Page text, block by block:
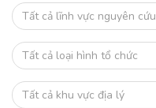
Tất cả lĩnh vực nguyên cứu
Tất cả loại hình tổ chức
Tất cả khu vực địa lý